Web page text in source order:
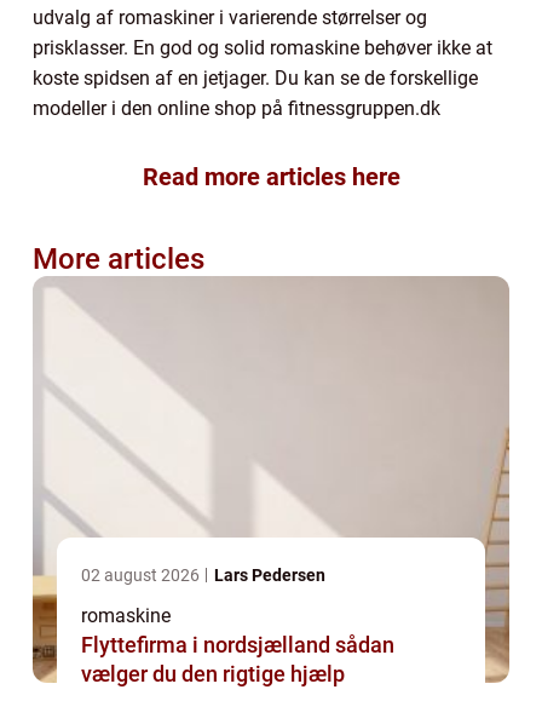
udvalg af romaskiner i varierende størrelser og
prisklasser. En god og solid romaskine behøver ikke at
koste spidsen af en jetjager. Du kan se de forskellige
modeller i den online shop på fitnessgruppen.dk
Read more articles here
More articles
02 august 2026 Lars Pedersen
romaskine
Flyttefirma i nordsjælland sådan
vælger du den rigtige hjælp